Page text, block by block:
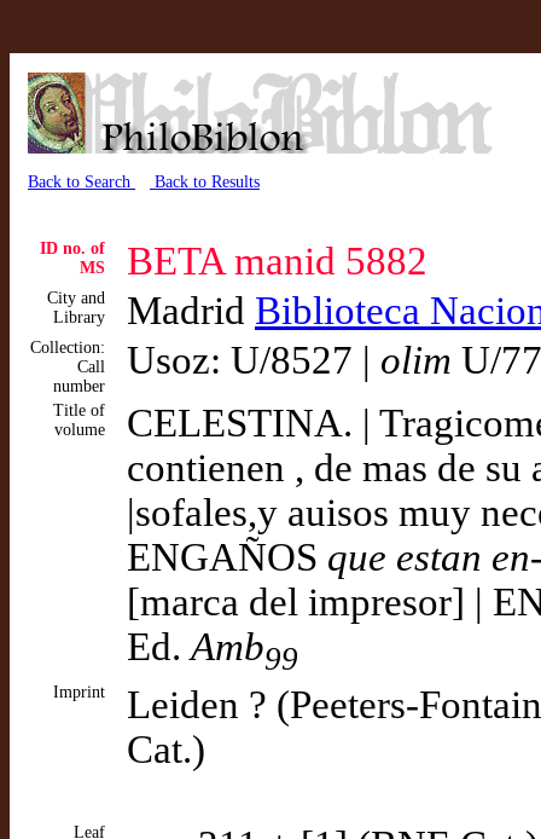
Back to Search Back to Results
ID no. of
MS
BETA manid 5882
City and
Library
Madrid Biblioteca
Collection:
Call
number
Usoz: U/8527 | olim U/
Title of
volume
CELESTINA. |
contienen , de mas de
|sofales,y auisos muy
ENGAÑOS que estan
[marca del impresor] |
Ed.Amb99
Imprint
Leiden ? (Peeters-
Cat.)
Leaf